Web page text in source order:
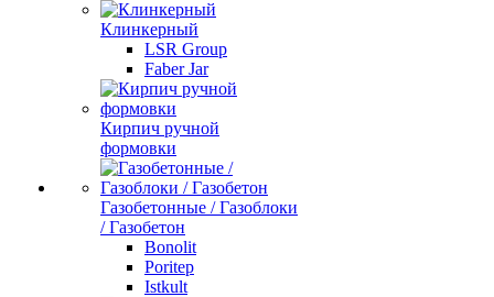
Клинкерный
LSR Group
Faber Jar
Кирпич ручной
формовки
Газобетонные / Газоблоки
/ Газобетон
Bonolit
Poritep
Istkult